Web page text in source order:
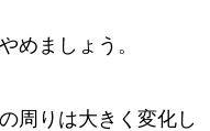
めましょう。
周りは大きく変化し